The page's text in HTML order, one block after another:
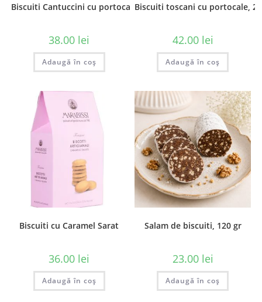
Biscuiti Cantuccini cu portocale, 200 gr
38.00 lei
Adaugă în coș
Biscuiti toscani cu portocale,
42.00 lei
Adaugă în coș
Biscuiti cu Caramel Sarat
36.00 lei
Adaugă în coș
Salam de biscuiti, 120 gr
23.00 lei
Adaugă în coș